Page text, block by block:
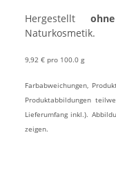
Hergestellt ohne
Naturkosmetik.
9,92 € pro 100.0 g
Farbabweichungen,
Produktabbildungen
Lieferumfang inkl.).
zeigen.